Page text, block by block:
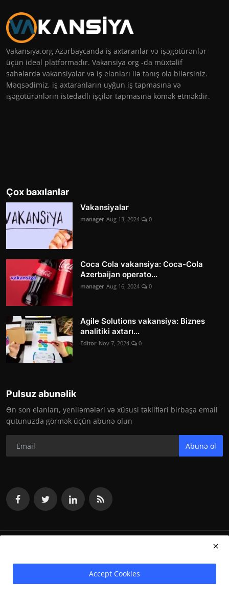
Vakansiya.org Azərbaycanda iş axtaranlar və işəgötürənlər
üçün ideal platformadır. Vakansiya org -da müxtəlif
sahələrdə vakansiyalar və iş elanları ilə tanış ola bilərsiniz.
Məqsədimiz, iş axtaranların uyğun iş tapmasına və
işəgötürənlərin istedadlı işçilər tapmasına kömək etməkdir.
Çox baxılanlar
Vakansiyalar
manager Aug 13, 2024 0
Coca Cola vakansiya: Coca-Cola
Azerbaijan operato...
manager Aug 16, 2024 0
Agile Solutions vakansiya: Biznes
analitiki axtarı...
Editor Nov 7, 2024 0
Pulsuz abunəlik
Ən son elanları, yeniləmələri və xüsusi təklifləri birbaşa email
qutunuzda görmək üçün abunə olun
Abunə ol
Accept Cookies